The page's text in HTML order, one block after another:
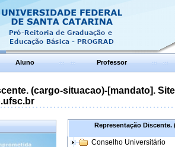
Aluno Professor
(cargo-situacao)-[mandato].
Representação Discente.
Conselho Universitário